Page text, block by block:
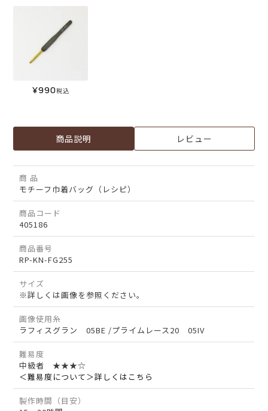
¥990税込
商品説明 レビュー
商 品
モチーフ巾着バッグ（レシピ）
商品コード
405186
商品番号
RP-KN-FG255
サイズ
※詳しくは画像を参照ください。
画像使用糸
ラフィスグラン 05BE /プライムレース20 05IV
難易度
中級者 ★★★☆
＜難易度について＞詳しくはこちら
製作時間（目安）